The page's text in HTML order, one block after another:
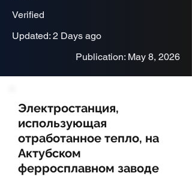
Verified
Updated: 2 Days ago
Publication: May 8, 2026
Электростанция,
использующая
отработанное тепло, на
Актубском
ферросплавном заводе